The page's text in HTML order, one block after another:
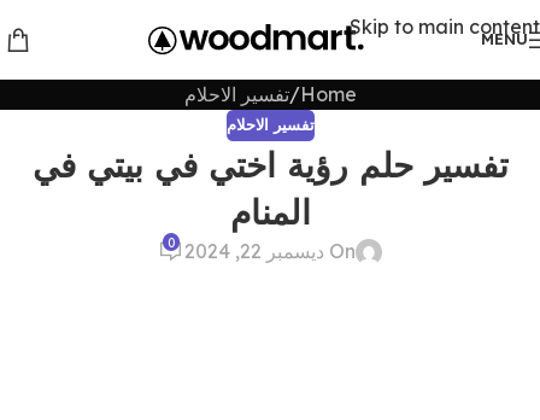
Skip to main content
MENU
Home تفسير الاحلام
تفسير الاحلام
تفسير حلم رؤية اختي في بيتي في
المنام
On ديسمبر 22, 2024 0